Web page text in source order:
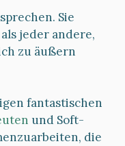
Sie
jeder andere,
zu äußern
fantastischen
und Soft-
die